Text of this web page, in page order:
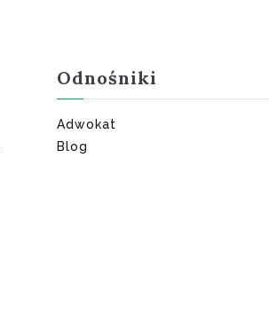
Odnośniki
Adwokat
Blog